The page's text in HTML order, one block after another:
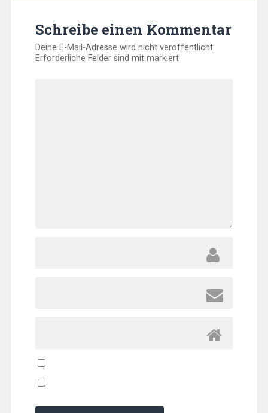
Schreibe einen Kommentar
Deine E-Mail-Adresse wird nicht veröffentlicht.
Erforderliche Felder sind mitmarkiert